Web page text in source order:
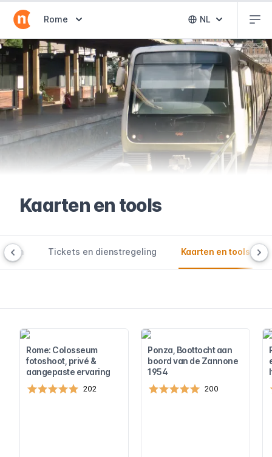
Abrir selector de destinos
Rome Abrir selector
NL
Kaarten en tools
Tickets en dienstregeling Kaarten en tools
Rome: Colosseum
fotoshoot, privé &
aangepaste ervaring
202
Ponza, Boottocht aan
boord van de Zannone
1954
200